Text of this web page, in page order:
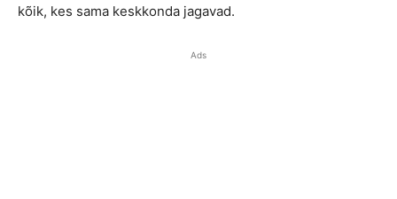
kõik, kes sama keskkonda jagavad.
Ads